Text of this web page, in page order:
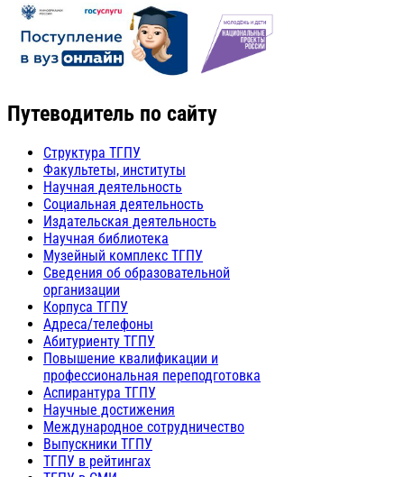
Путеводитель по сайту
Структура ТГПУ
Факультеты, институты
Научная деятельность
Социальная деятельность
Издательская деятельность
Научная библиотека
Музейный комплекс ТГПУ
Сведения об образовательной
организации
Корпуса ТГПУ
Адреса/телефоны
Абитуриенту ТГПУ
Повышение квалификации и
профессиональная переподготовка
Аспирантура ТГПУ
Научные достижения
Международное сотрудничество
Выпускники ТГПУ
ТГПУ в рейтингах